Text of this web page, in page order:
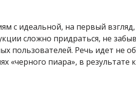
с идеальной, на первый
сложно придраться, не
пользователей. Речь идет не
«черного пиара», в